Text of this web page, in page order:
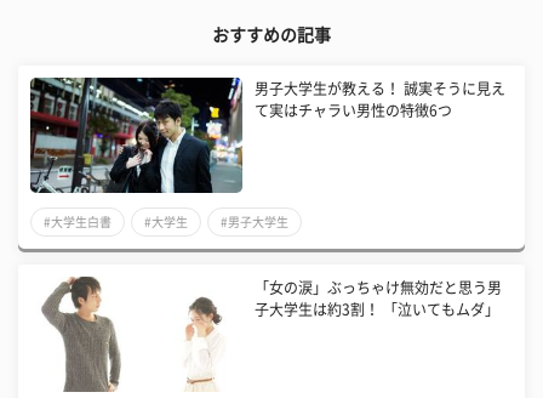
おすすめの記事
男子大学生が教える！ 誠実そうに見え
て実はチャラい男性の特徴6つ
#大学生白書 #大学生 #男子大学生
「女の涙」ぶっちゃけ無効だと思う男
子大学生は約3割！ 「泣いてもムダ」